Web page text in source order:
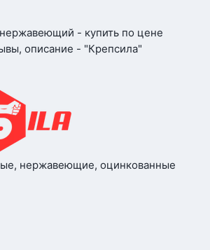
- купить по цене
описание - "Крепсила"
нержавеющие, оцинкованные